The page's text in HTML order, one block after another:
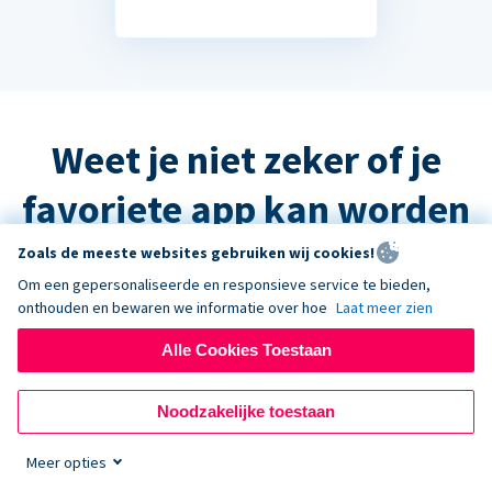
Weet je niet zeker of je
favoriete app kan worden
geïntegreerd?
Het antwoord is waarschijnlijk ja, maar
neem contact op met de ondersteuning
en we helpen u graag verder!
Zoals de meeste websites gebruiken wij cookies!
Om een gepersonaliseerde en responsieve service te bieden,
onthouden en bewaren we informatie over hoe Laat meer zien
Alle Cookies Toestaan
Noodzakelijke toestaan
Meer opties